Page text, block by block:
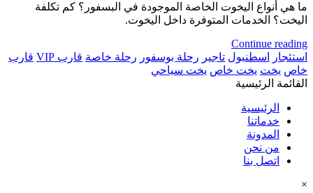
ما هي أنواع اليخوت الخاصة الموجودة في البسفور؟ كم تكلفة
اليخت؟ الخدمات المتوفرة داخل اليخوت.
Continue reading
استئجار
اسطنبول تاجير رحلة بوسفور رحلة خاصة قارب VIP
قارب
خاص يخت يخت خاص يخت سياحي
القائمة الرئيسية
الرئيسية
خدماتنا
المدونة
من نحن
اتصل بنا
×